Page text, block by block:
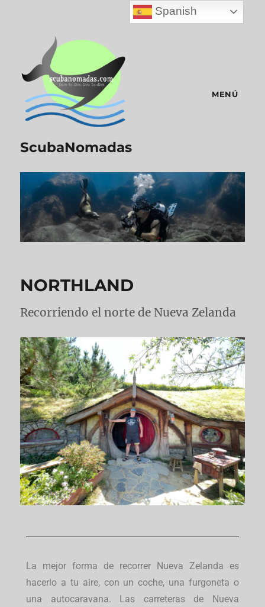
ScubaNomadas
MENÚ
NORTHLAND
Recorriendo el norte de Nueva Zelanda
La mejor forma de recorrer Nueva Zelanda es
hacerlo a tu aire, con un coche, una furgoneta o
una autocaravana. Las carreteras de Nueva
Spanish